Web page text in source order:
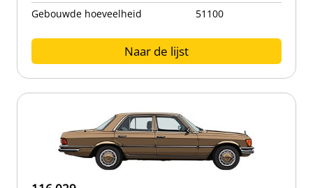
Gebouwde hoeveelheid
51100
Naar de lijst